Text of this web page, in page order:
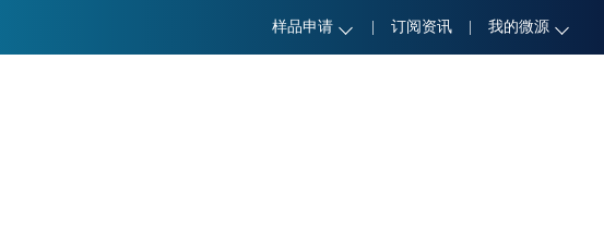
样品申请 订阅资讯 我的微源